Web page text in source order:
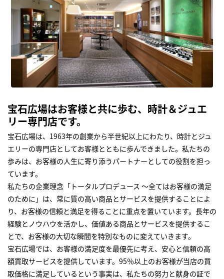
宝石広場はお客様と共に歩む、時計＆ジュエ
リー専門店です。
宝石広場は、1963年の創業から半世紀以上にわたり、時計とジュ
エリーの専門店としてお客様とともに歩んできました。私たちの
歩みは、お客様の人生に寄り添うパートナーとしての役割を担っ
ています。
私たちの企業理念「トータルプロデュース ～全てはお客様の満足
のために」は、常に質の高い商品とサービスを提供することによ
り、お客様の信頼と満足を得ることに重点を置いています。長年の
経験とノウハウを活かし、価値ある商品とサービスを提供するこ
とで、お客様の大切な瞬間を特別なものに変えていきます。
宝石広場では、お客様の満足度を最優先に考え、安心と信頼の高
額買取サービスを提供しています。95％以上のお客様が当店の買
取価格に満足しているという事実は、私たちの努力と献身の証で